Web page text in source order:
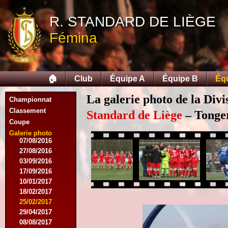
R. STANDARD DE LIÈGE
Fémina
🏠 Club Équipe A Équipe B
Championnat
Classement
Coupe
Galerie photo
05/04/2015
23/05/2015
30/05/2015
12/08/2015
15/08/2015
22/08/2015
12/09/2015
10/10/2015
07/11/2015
21/11/2015
12/12/2015
27/02/2016
12/03/2016
07/08/2016
27/08/2016
03/09/2016
17/09/2016
10/01/2017
18/02/2017
25/02/2017
29/04/2017
08/08/2017
La galerie photo de la
Standard de Liège–